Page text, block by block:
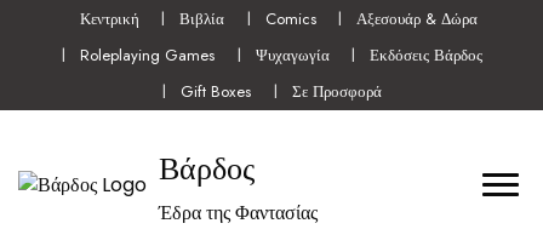
Κεντρική Βιβλία Comics
Αξεσουάρ & Δώρα
Roleplaying Games
Ψυχαγωγία
Εκδόσεις Βάρδος
Gift Boxes
Σε Προσφορά
Βάρδος
Έδρα της Φαντασίας